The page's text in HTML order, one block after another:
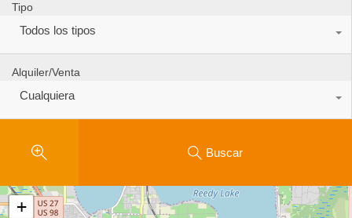
Tipo
Todos los tipos
Alquiler/Venta
Cualquiera
Buscar
+